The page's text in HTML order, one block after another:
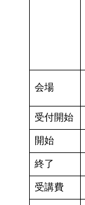
会場
受付開始
開始
終了
受講費